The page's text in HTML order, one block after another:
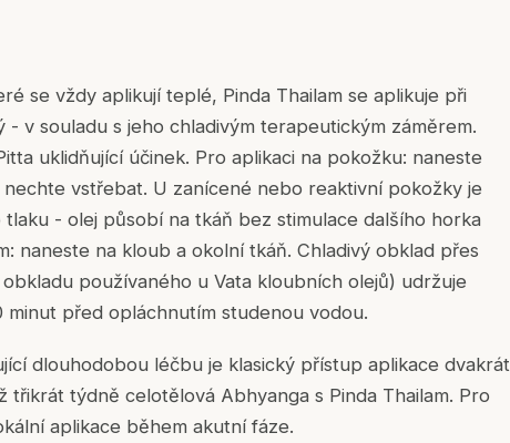
se vždy aplikují teplé, Pinda Thailam se aplikuje při
v souladu s jeho chladivým terapeutickým záměrem.
uklidňující účinek. Pro aplikaci na pokožku: naneste
vstřebat. U zanícené nebo reaktivní pokožky je
- olej působí na tkáň bez stimulace dalšího horka
naneste na kloub a okolní tkáň. Chladivý obklad přes
používaného u Vata kloubních olejů) udržuje
před opláchnutím studenou vodou.
dlouhodobou léčbu je klasický přístup aplikace dvakrát
třikrát týdně celotělová Abhyanga s Pinda Thailam. Pro
aplikace během akutní fáze.